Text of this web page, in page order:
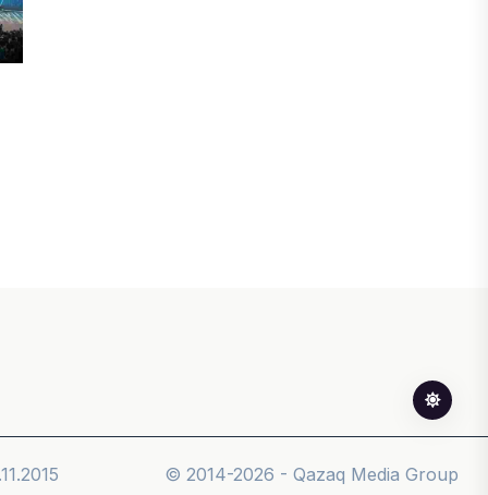
04 ТАМЫЗ, 2026
© 2014-2026 - Qazaq Media Group